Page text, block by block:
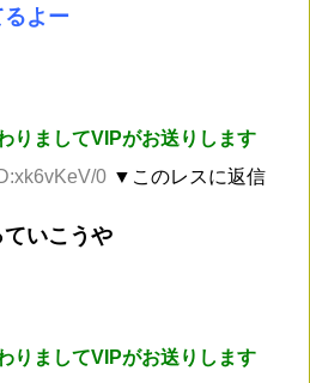
るよー
りましてVIPがお送りします
0 ▼このレスに返信
いこうや
りましてVIPがお送りします